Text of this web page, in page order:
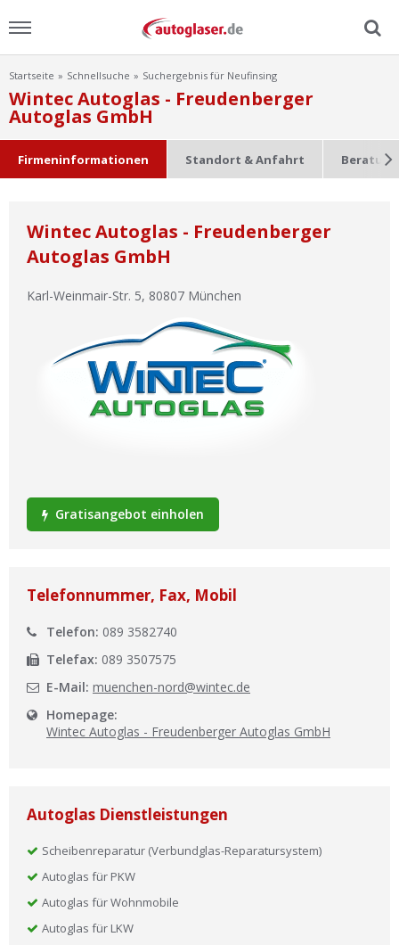
Menu
Home
Scheibensuche
Lexikon
Ist Ihre Werkstatt schon dabei?
Startseite Schnellsuche Suchergebnis für Neufinsing
Wintec Autoglas - Freudenberger
Autoglas GmbH
Firmeninformationen Standort & Anfahrt
Wintec Autoglas - Freudenberger
Autoglas GmbH
Karl-Weinmair-Str. 5, 80807 München
Gratisangebot einholen
Telefonnummer, Fax, Mobil
Telefon: 089 3582740
Telefax: 089 3507575
E-Mail: muenchen-nord@wintec.de
Homepage:
Wintec Autoglas - Freudenberger Autoglas GmbH
Autoglas Dienstleistungen
Scheibenreparatur (Verbundglas-Reparatursystem)
Autoglas für PKW
Autoglas für Wohnmobile
Autoglas für LKW